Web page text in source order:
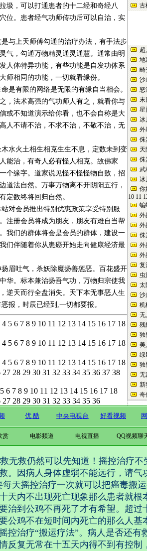
圾，可以打通患者的十二经和奇经八
位。患者经气功师传功后可以自治，实
上天师傅勾通的治疗办法，有手法步
气，勾通万物精灵通灵通慧。通常由明
人体特异功能，有些功能是自发功体系
师相同的功能，一切就看缘份。
有限的网络是无限的有缘自当相会。
，法术高强的气功师人有之，就看你与
或不知道演示给你看，也不会自称是大
人不请不治，不求不治，不敬不治，无
火土相生相克生生不息，定数未到变
能治，有奇人必有怪人相克。故佛家
个缘字。道家说见怪不怪怪物自败，招
道法自然。万事万物离不开阴阳五行，
定数终将回归自然。
会员推出特别优惠政策享受特别服
注册会员将成为朋友，朋友有难自当帮
我们的群体将会是会员的群体，建设一
们伴随着你从患癌开始走向健康经济最
吐气，杀妖除魔扬善惩恶。百花盛开
华。标本兼治扬吾气功，万物归宗使我
逆天而行全盘消失。天下本无事恶人生
报，时辰已经到,一切都要报。
4 5 6 7 8 9 10 11 12 13 14 15 16 17 18
4 5 6 7 8 9 10 11 12 13 14 15 16 17 18
4 5 6 7 8 9 10 11 12 13 14 15 16 17 18
27 28 29 30 31 32 33 34 35 36 37 38
5 6 7 8 9 10 11 12 13 14 15 16 17 18
27 28 29 30 31 32 33 34 35 36
赏 电影频道 电视直播 QQ视频聊
无救仍然可以先知道！摇控治疗不
。因病人身体虚弱不能远行，请气
天摇控治疗一次就可以把癌毒搬
天内不出现死亡现象那么患者就根
治到公鸡不再死了才有希望。超过
公鸡不在短时间内死亡的那么人基
控治疗“搬运疗法”。病人是否还有
反复无常在十五天内得不到有控制